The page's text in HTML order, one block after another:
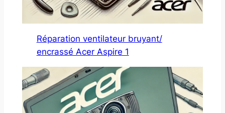
Réparation ventilateur bruyant/
encrassé Acer Aspire 1